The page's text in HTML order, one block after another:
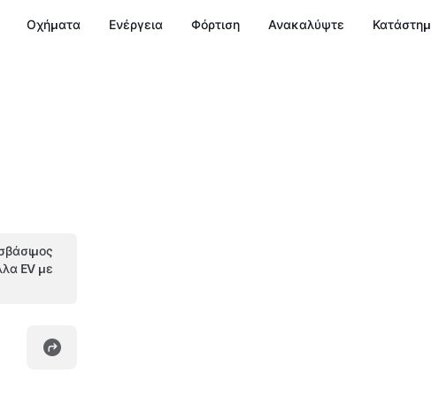
Οχήματα Ενέργεια Φόρτιση Ανακαλύψτε
EV με